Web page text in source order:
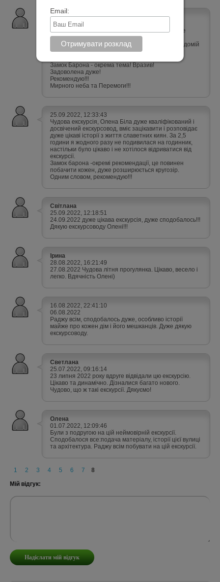
Олена
25.09.2022, 20:42:45
Рекомендую чудового екскурсовода! Олена дуже
цікаво розповідає! Почула багато різноманітної
інформації про людей, які жили в будинках на відомій
вулиці. Кожен будинок має свою таємницю та
Замок Барона - окрема тема! Вразив!
Задоволена дуже!
Рекомендую!!!
Мирного неба та Перемоги!!!
25.09.2022, 12:33:43
Чудова екскурсія, Олена Біла дуже кваліфікований і
досвічений екскурсовод, вміє зацікавити і розповідає
дуже цікаві історії з життя славетних киян. За 2,5
години я жодного разу не подивилася на годинник,
настільки було цікаво і не хотілося відриватися від
екскурсії.
Замок барона -окремі рекомендації, це повинен
побачити кожен, дуже розширюється кругозір.
Одним словом, рекомендую!!!
Світлана
25.09.2022, 12:18:51
24.09.2022 дуже цікава екскурсія, дуже сподобалось!!!
Дякую екскурсоводу Олені!!!
Ірина
28.08.2022, 16:21:49
27.08.2022 Чудова літня прогулянка. Цікаво, весело і
легко. Вдячність Олені)
16.08.2022, 22:41:10
06.08.2022
Раджу всім, сподобалось дуже, особливо історії
майже про кожен дім і його мешканців. Дуже дякую
екскурсоводу.
Светлана
25.07.2022, 09:16:14
23 липня 2022 року вдруге відвідали цю екскурсію.
Цікаво та динамічно. Дізналися багато нового.
Чудово, що ж такі екскурсії. Дякуємо!
Олена
01.07.2022, 12:09:46
Були з подругою на цій неймовірній екскурсії.
Сподобалося все:подача матеріалу, історії цієї вулиці
та архітектура. Раджу всім побувати на цій екскурсії.
1 2 3 4 5 6 7
8
Мій відгук:
Email: